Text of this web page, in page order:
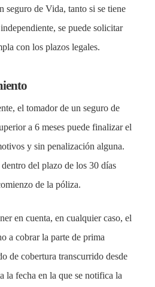
segurode Vida, tanto si se tiene
se puede solicitar
con los plazos legales.
el tomador de un seguro de
a 6 meses puede finalizar el
y sin penalización alguna.
del plazo de los 30 días
de la póliza.
en cuenta, en cualquier caso, el
a cobrar la parte de prima
de cobertura transcurrido desde
la fecha en la que se notifica la